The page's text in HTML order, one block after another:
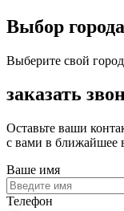
Выбор города
Выберите свой
заказать
Оставьте ваши
с вами в ближайшее
Ваше имя
Телефон